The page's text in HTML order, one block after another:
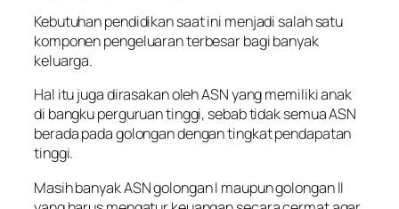
Kebutuhan pendidikan saat ini menjadi salah satu
komponen pengeluaran terbesar bagi banyak
keluarga.
Hal itu juga dirasakan oleh ASN yang memiliki anak
di bangku perguruan tinggi, sebab tidak semua ASN
berada pada golongan dengan tingkat pendapatan
tinggi.
Masih banyak ASN golongan I maupun golongan II